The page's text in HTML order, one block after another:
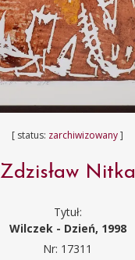
[ status: zarchiwizowany]
Zdzisław Nitka
Tytuł:
Wilczek - Dzień, 1998
Nr: 17311